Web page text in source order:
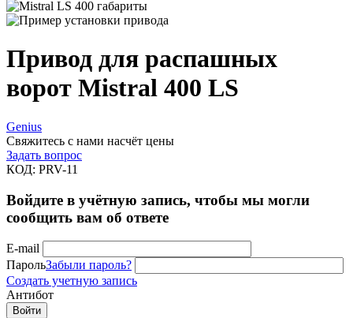
Привод для распашных
ворот Mistral 400 LS
Genius
Свяжитесь с нами насчёт цены
Задать вопрос
КОД: PRV-11
Войдите в учётную запись, чтобы мы могли
сообщить вам об ответе
E-mail
ПарольЗабыли пароль?
Создать учетную запись
Антибот
Войти